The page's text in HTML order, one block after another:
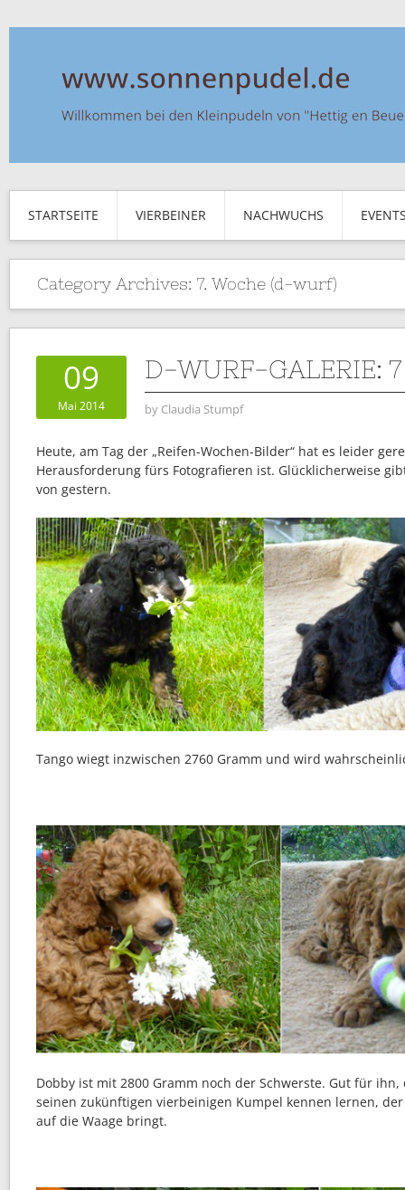
STARTSEITE VIERBEINER NACHWUCHS
Category Archives: 7. Woche (d-wurf)
09
Mai 2014
D-WURF-GALERIE:
by Claudia Stumpf
Heute, am Tag der „Reifen-Wochen-Bilder“ hat es leider
Herausforderung fürs Fotografieren ist. Glücklicherweise
von gestern.
Tango wiegt inzwischen 2760 Gramm und wird
Dobby ist mit 2800 Gramm noch der Schwerste. Gut für
seinen zukünftigen vierbeinigen Kumpel kennen lernen,
auf die Waage bringt.